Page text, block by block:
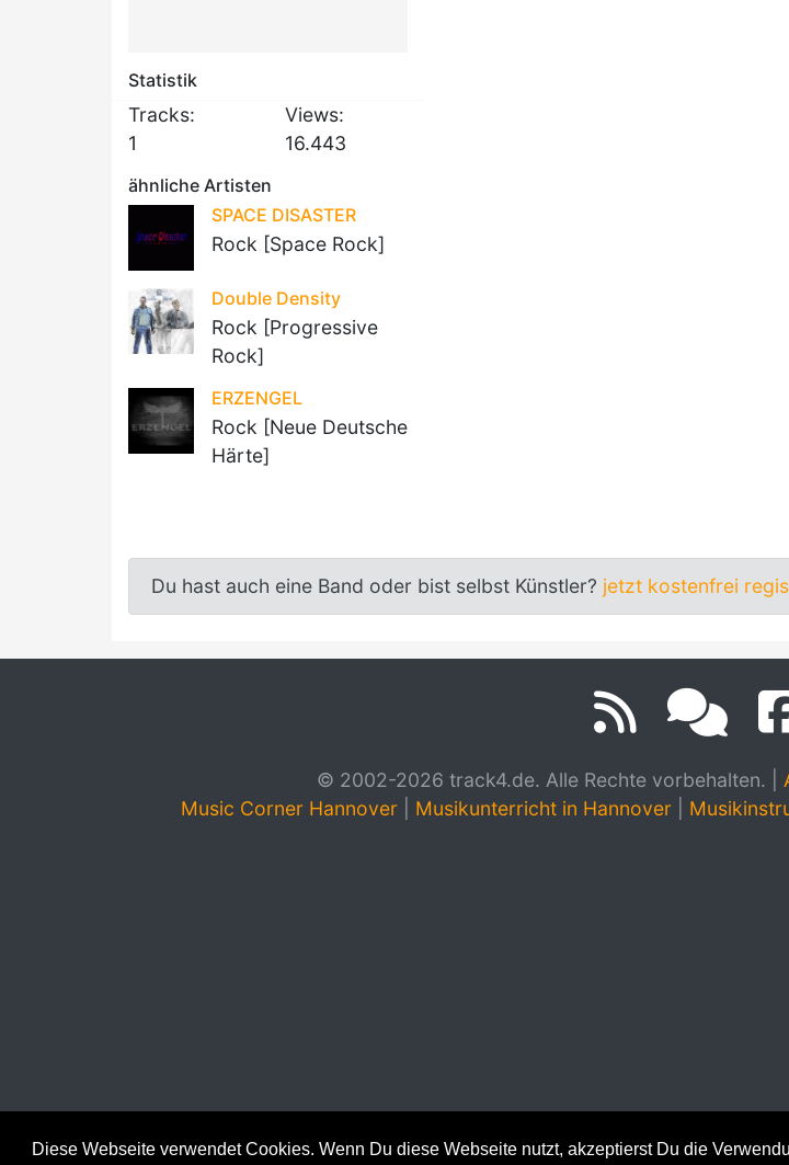
Diese Webseite verwendet Cookies. Wenn Du diese Webseite nutzt, akzeptierst Du die
Statistik
Tracks:
1
Views:
16.443
ähnliche Artisten
SPACE DISASTER
Rock [Space Rock]
Double Density
Rock [Progressive
Rock]
ERZENGEL
Rock [Neue Deutsche
Härte]
Du hast auch eine Band oder bist selbst Künstler? jetzt kostenfrei
© 2002-2026 track4.de. Alle Rechte vorbehalten.
Music Corner Hannover
Musikunterricht in Hannover